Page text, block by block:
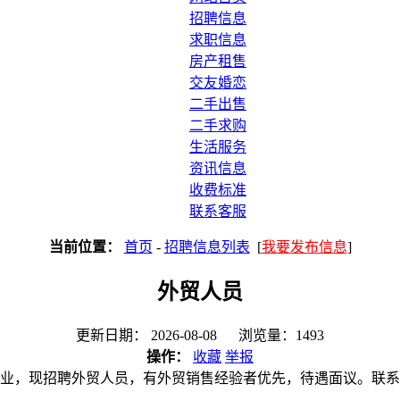
招聘信息
求职信息
房产租售
交友婚恋
二手出售
二手求购
生活服务
资讯信息
收费标准
联系客服
当前位置： 首页 - 招聘信息列表 [我要发布信息]
外贸人员
更新日期： 2026-08-08 浏览量：1493
操作：
收藏 举报
，现招聘外贸人员，有外贸销售经验者优先，待遇面议。联